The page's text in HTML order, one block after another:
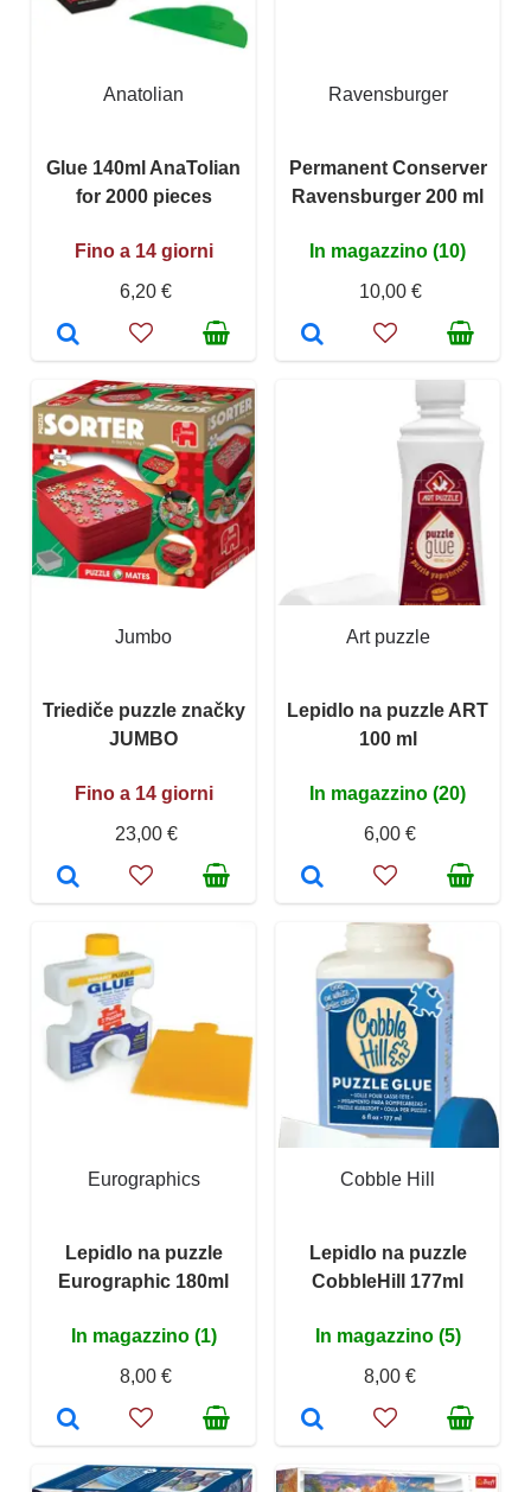
Anatolian
Glue 140ml AnaTolian
for 2000 pieces
Fino a 14 giorni
6,20 €
Ravensburger
Permanent Conserver
Ravensburger 200 ml
In magazzino (10)
10,00 €
Jumbo
Triediče puzzle značky
JUMBO
Fino a 14 giorni
23,00 €
Art puzzle
Lepidlo na puzzle ART
100 ml
In magazzino (20)
6,00 €
Eurographics
Lepidlo na puzzle
Eurographic 180ml
In magazzino (1)
8,00 €
Cobble Hill
Lepidlo na puzzle
CobbleHill 177ml
In magazzino (5)
8,00 €